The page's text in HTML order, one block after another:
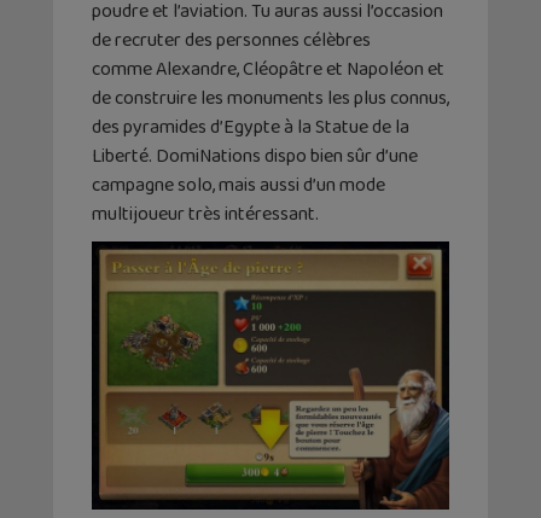
poudre et l’aviation. Tu auras aussi l’occasion
de recruter des personnes célèbres
comme Alexandre, Cléopâtre et Napoléon et
de construire les monuments les plus connus,
des pyramides d’Egypte à la Statue de la
Liberté. DomiNations dispo bien sûr d’une
campagne solo, mais aussi d’un mode
multijoueur très intéressant.